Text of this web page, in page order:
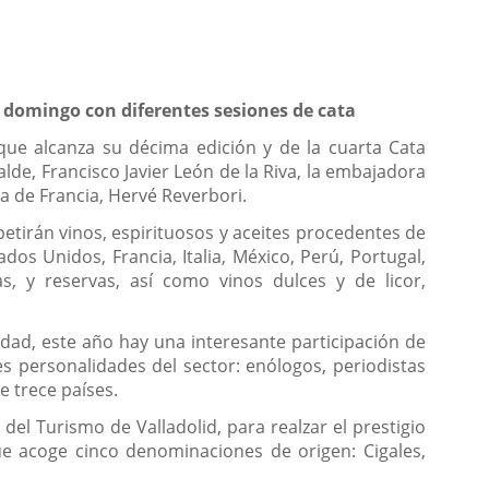
con diferentes sesiones de cata
alcanza su décima edición y de la cuarta Cata
Francisco Javier León de la Riva, la embajadora
de Francia, Hervé Reverbori.
vinos, espirituosos y aceites procedentes de
Unidos, Francia, Italia, México, Perú, Portugal,
y reservas, así como vinos dulces y de licor,
este año hay una interesante participación de
personalidades del sector: enólogos, periodistas
trece países.
Turismo de Valladolid, para realzar el prestigio
cinco denominaciones de origen: Cigales,